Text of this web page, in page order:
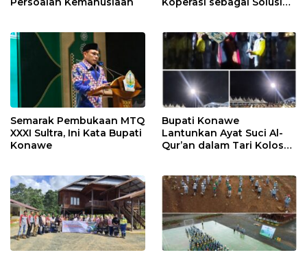
Semarak Pembukaan MTQ
XXXI Sultra, Ini Kata Bupati
Konawe
Bupati Konawe
Lantunkan Ayat Suci Al-
Qur’an dalam Tari Kolosal